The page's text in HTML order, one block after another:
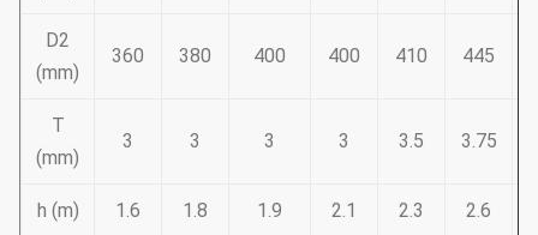
D2
(mm)
360 380 400 400 410 445
T
(mm)
3 3 3 3 3.5 3.75
h (m) 1.6 1.8 1.9 2.1 2.3 2.6